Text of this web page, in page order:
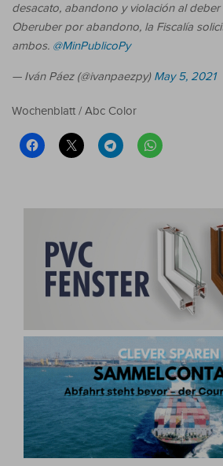
desacato, abandono y violación al
Oberuber por abandono, la Fiscalía
ambos. @MinPublicoPy
— Iván Páez (@ivanpaezpy) May 5, 2021
Wochenblatt / Abc Color